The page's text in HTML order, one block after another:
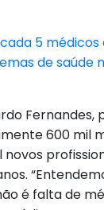
5
de saúde
Fernandes,
600 mil
é falta de